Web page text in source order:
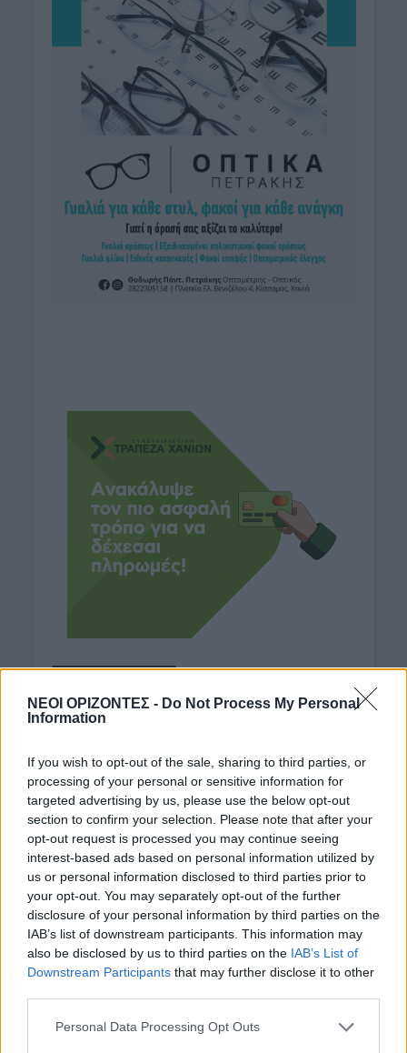
ΝΕΟΙ ΟΡΙΖΟΝΤΕΣ - Do Not Process My Personal
Information
If you wish to opt-out of the sale, sharing to third parties, or
processing of your personal or sensitive information for
targeted advertising by us, please use the below opt-out
section to confirm your selection. Please note that after your
opt-out request is processed you may continue seeing
interest-based ads based on personal information utilized by
us or personal information disclosed to third parties prior to
your opt-out. You may separately opt-out of the further
disclosure of your personal information by third parties on the
IAB’s list of downstream participants. This information may
also be disclosed by us to third parties on the IAB’s List of
Downstream Participants that may further disclose it to other
Personal Data Processing Opt Outs
2026, 16ο Φεστιβάλ ΓΗ-ΠΟΛΙΤΙΣΜΟΣ-
ΤΟΥΡΙΣΜΟΣ”
7 Αυγούστου 2026 21:54
ΑΡΘΡΑ - ΑΠΟΨΕΙΣ • ΔΉΜΟΣ ΚΙΣΆΜΟΥ •
ΠΟΛΙΤΙΣΜΟΣ
Περί Πολιτισμού και άλλων τινών! Mε
αφορμή μια επιστολή της Νεολαίας
Κισάμου (Γράφει ο Γράφει ο Δρ
Κωνσταντίνος Β. Ζορμπάς)
7 Αυγούστου 2026 21:42
ΓΕΎΣΗ - ΨΥΧΑΓΩΓΊΑ
Το ελληνικό φαγητό που λατρεύουν
παραγγέλνουμε